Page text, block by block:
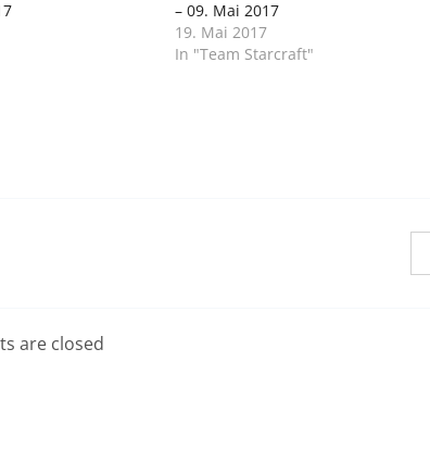
– 09. Mai 2017
19. Mai 2017
In "Team Starcraft"
are closed